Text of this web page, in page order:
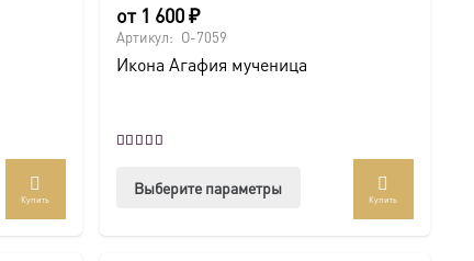
Купить
от 1 600₽
Артикул: O-7059
Икона Агафия мученица
Выберите параметры
Купить